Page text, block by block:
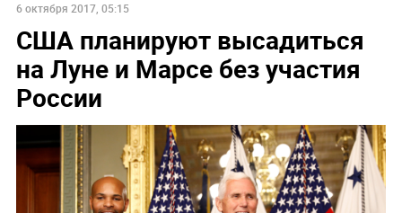
6 октября 2017, 05:15
США планируют высадиться
на Луне и Марсе без участия
России